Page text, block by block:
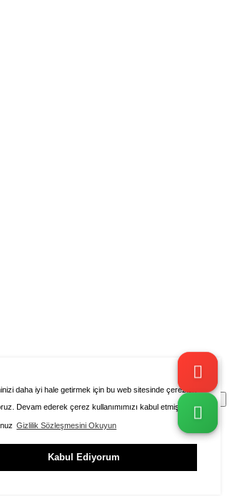
daha iyi hale getirmek için bu web sitesinde çerezleri
Devam ederek çerez kullanımımızı kabul etmiş
Gizlilik Sözleşmesini Okuyun
Kabul Ediyorum